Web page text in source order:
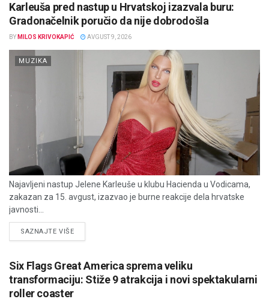
Karleuša pred nastup u Hrvatskoj izazvala buru:
Gradonačelnik poručio da nije dobrodošla
BY MILOS KRIVOKAPIĆ AVGUST 9, 2026
MUZIKA
Najavljeni nastup Jelene Karleuše u klubu Hacienda u Vodicama,
zakazan za 15. avgust, izazvao je burne reakcije dela hrvatske
javnosti...
SAZNAJTE VIŠEDETAILS
Six Flags Great America sprema veliku
transformaciju: Stiže 9 atrakcija i novi spektakularni
roller coaster